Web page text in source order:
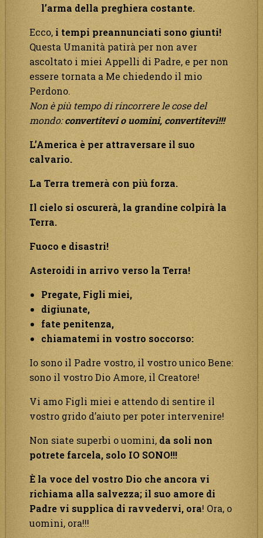
l’arma della preghiera costante.
Ecco, i tempi preannunciati sono giunti!
Questa Umanità patirà per non aver
ascoltato i miei Appelli di Padre, e per non
essere tornata a Me chiedendo il mio
Perdono.
Non è più tempo di rincorrere le cose del
mondo:convertitevi o uomini, convertitevi!!!
L’America è per attraversare il suo
calvario.
La Terra tremerà con più forza.
Il cielo si oscurerà, la grandine colpirà la
Terra.
Fuoco e disastri!
Asteroidi in arrivo verso la Terra!
Pregate, Figli miei,
digiunate,
fate penitenza,
chiamatemi in vostro soccorso:
Io sono il Padre vostro, il vostro unico Bene:
sono il vostro Dio Amore, il Creatore!
Vi amo Figli miei e attendo di sentire il
vostro grido d’aiuto per poter intervenire!
Non siate superbi o uomini, da soli non
potrete farcela, solo IO SONO!!!
È la voce del vostro Dio che ancora vi
richiama alla salvezza; il suo amore di
Padre vi supplica di ravvedervi, ora! Ora, o
uomini, ora!!!